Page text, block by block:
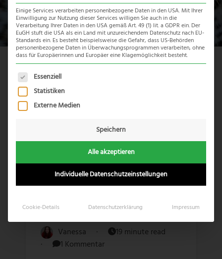
Victoria Falls
Vanessa ·
19 minute read
·
1 Kommentar
Einige Services verarbeiten personenbezogene Daten in den USA. Mit Ihrer
Einwilligung zur Nutzung dieser Services willigen Sie auch in die
Verarbeitung Ihrer Daten in den USA gemäß Art. 49 (1) lit. a GDPR ein. Der
EuGH stuft die USA als ein Land mit unzureichendem Datenschutz nach EU-
Standards ein. Es besteht beispielsweise die Gefahr, dass US-Behörden
personenbezogene Daten in Überwachungsprogrammen verarbeiten, ohne
dass für Europäerinnen und Europäer eine Klagemöglichkeit besteht.
Es folgt eine Liste der Service-Gruppen, für die eine
Essenziell
Statistiken
Externe Medien
Speichern
Alle akzeptieren
Individuelle Datenschutzeinstellungen
Cookie-Details Datenschutzerklärung Impressum